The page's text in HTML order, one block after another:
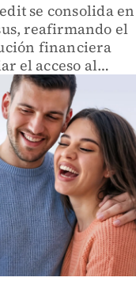
se consolida en
reafirmando el
financiera
el acceso al
sectores sub-